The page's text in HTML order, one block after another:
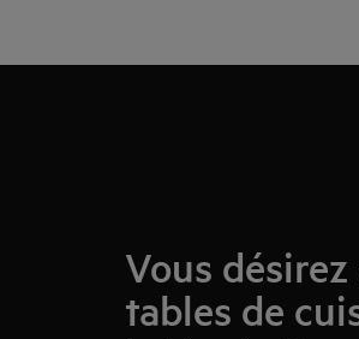
Vous
tables de